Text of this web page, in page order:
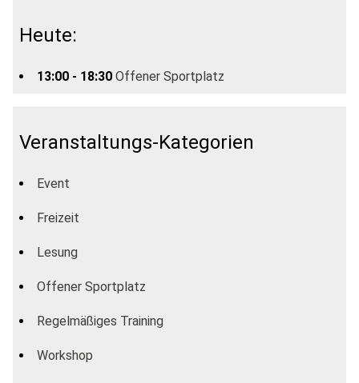
Heute:
13:00 - 18:30 Offener Sportplatz
Veranstaltungs-Kategorien
Event
Freizeit
Lesung
Offener Sportplatz
Regelmäßiges Training
Workshop